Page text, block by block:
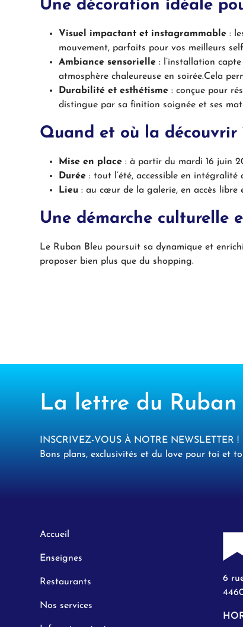
Une décoration idéale
Visuel impactant et instagrammable :
mouvement, parfaits pour vos meilleurs
Ambiance sensorielle : l’installation
atmosphère chaleureuse en soirée.Cela
Durabilité et esthétisme : conçue pour
distingue par sa finition soignée et ses
Quand et où la découvrir
Mise en place : à partir du mardi 16 juin
Durée : tout l’été, accessible en
Lieu : au cœur de la galerie, en accès
Une démarche culturelle
Le Ruban Bleu poursuit sa dynamique et
proposer bien plus que du shopping.
La lettre du Ruban
INSCRIVEZ-VOUS À NOTRE NEWSLETTER !
Bons plans, exclusivités et du love pour toi et
Accueil
Enseignes
Restaurants
Nos services
6